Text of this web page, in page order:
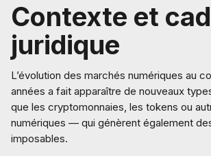
Contexte et
juridique
L’évolution des marchés numériques au
années a fait apparaître de nouveaux
que les cryptomonnaies, les tokens ou
numériques — qui génèrent également
imposables.